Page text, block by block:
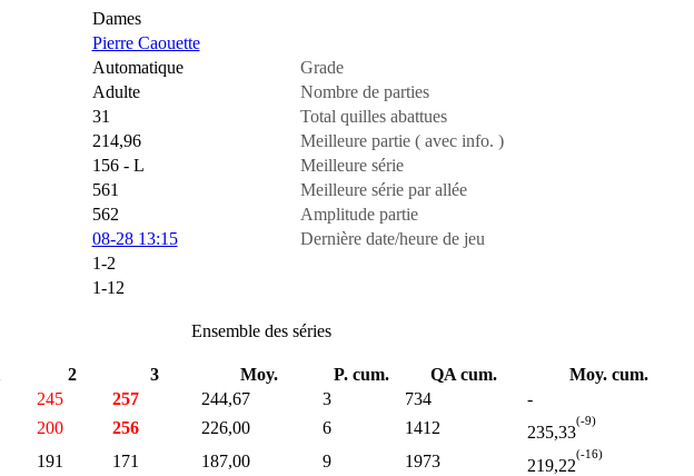
Dames
Pierre Caouette
Automatique Grade
Adulte Nombre de parties
31 Total quilles abattues
214,96 Meilleure partie ( avec info. )
156 - L Meilleure série
561 Meilleure série par allée
562 Amplitude partie
08-28 13:15 Dernière date/heure de jeu
1-2
1-12
Ensemble des séries
2 3 Moy. P. cum. QA cum. Moy. cum.
245 257 244,67 3 734 -
200 256 226,00 6 1412 235,33
(-9)
191 171 187,00 9 1973 219,22
(-16)